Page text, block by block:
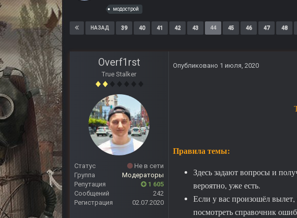
модострой
НАЗАД 39 40 41 42 43 44 45 46 47 48
Overf1rst
True Stalker
Статус
Не в сети
Группа
Модераторы
Репутация
1 605
Сообщений
242
Регистрация
02.07.2020
Опубликовано 1 июля, 2020
Правила темы:
Здесь задают вопросы и
вероятно, уже есть.
Если у вас произошёл
посмотреть справочник